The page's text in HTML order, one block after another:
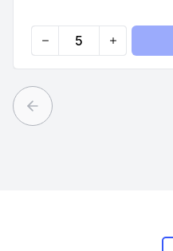
Quantity
Previous slide